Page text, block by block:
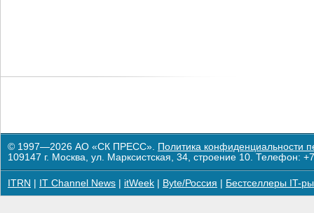
© 1997—2026 АО «СК ПРЕСС». Политика конфиденциальности
109147 г. Москва, ул. Марксистская, 34, строение 10. Телефон:
ITRN IT Channel News itWeek Byte/Россия Бестселлеры IT-